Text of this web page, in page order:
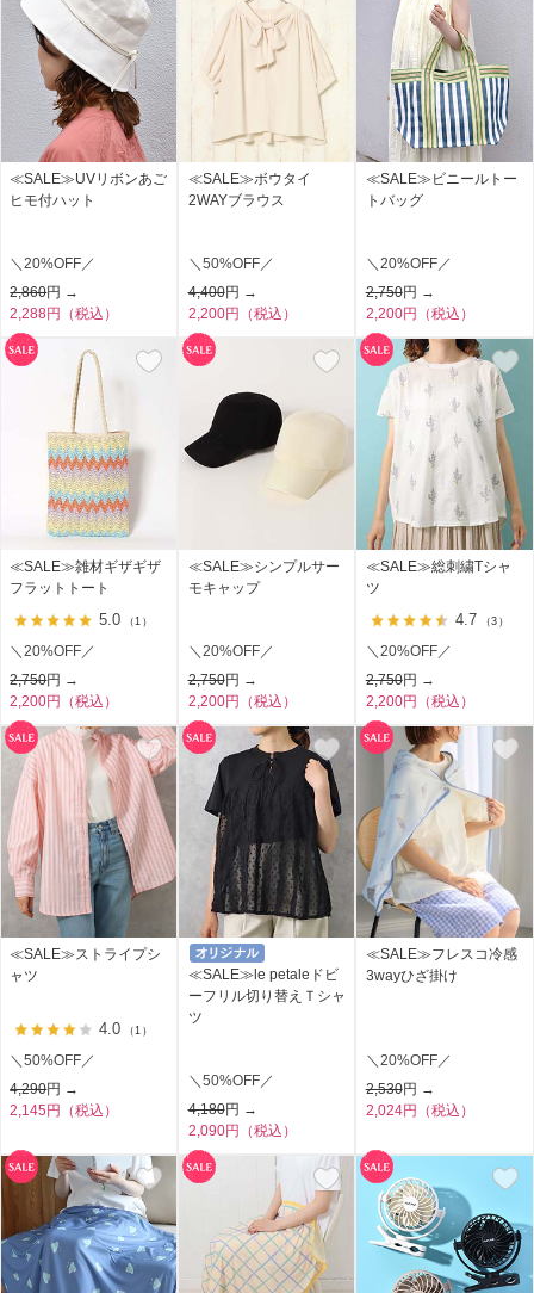
≪SALE≫UVリボンあご
ヒモ付ハット
＼20%OFF／
2,860円 →
2,288円（税込）
≪SALE≫ボウタイ
2WAYブラウス
＼50%OFF／
4,400円 →
2,200円（税込）
≪SALE≫ビニールトー
トバッグ
＼20%OFF／
2,750円 →
2,200円（税込）
≪SALE≫雑材ギザギザ
フラットトート
5.0 （1）
＼20%OFF／
2,750円 →
2,200円（税込）
≪SALE≫シンプルサー
モキャップ
＼20%OFF／
2,750円 →
2,200円（税込）
≪SALE≫総刺繍Tシャ
ツ
4.7 （3）
＼20%OFF／
2,750円 →
2,200円（税込）
≪SALE≫ストライプシ
ャツ
4.0 （1）
＼50%OFF／
4,290円 →
2,145円（税込）
≪SALE≫le petaleドビ
ーフリル切り替えＴシャ
ツ
＼50%OFF／
4,180円 →
2,090円（税込）
≪SALE≫フレスコ冷感
3wayひざ掛け
＼20%OFF／
2,530円 →
2,024円（税込）